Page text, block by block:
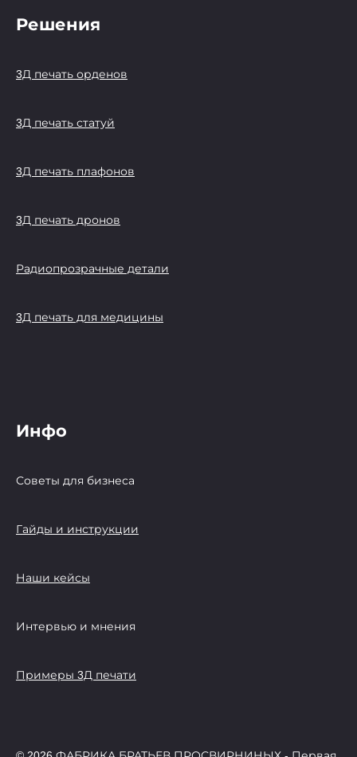
Решения
3Д печать орденов
3Д печать статуй
3Д печать плафонов
3Д печать дронов
Радиопрозрачные детали
3Д печать для медицины
Инфо
Советы для бизнеса
Гайды и инструкции
Наши кейсы
Интервью и мнения
Примеры 3Д печати